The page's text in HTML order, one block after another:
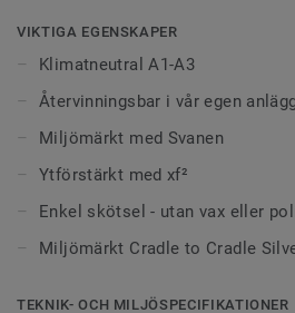
VIKTIGA EGENSKAPER
Klimatneutral A1-A3
Återvinningsbar i vår egen
Miljömärkt med Svanen
Ytförstärkt med xf²
Enkel skötsel - utan vax eller
Miljömärkt Cradle to Cradle
TEKNIK- OCH MILJÖSPECIFIKATIONER